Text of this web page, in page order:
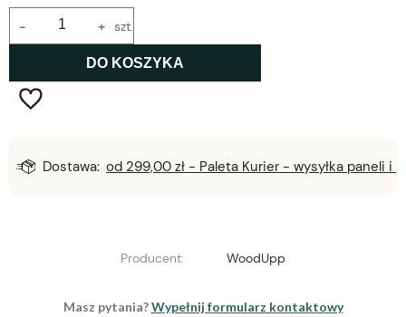
+
- szt.
DO KOSZYKA
Dostawa: od 299,00 zł - Paleta Kurier - wysyłka paneli i lameli
Producent: WoodUpp
Masz pytania?Wypełnij formularz kontaktowy